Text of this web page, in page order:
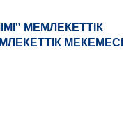
МЕМЛЕКЕТТІК
МЕКЕМЕСІ